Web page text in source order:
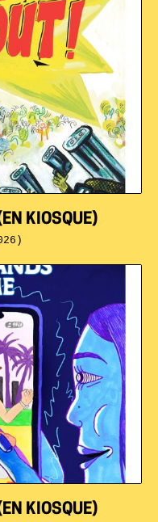
KIOSQUE)
KIOSQUE)